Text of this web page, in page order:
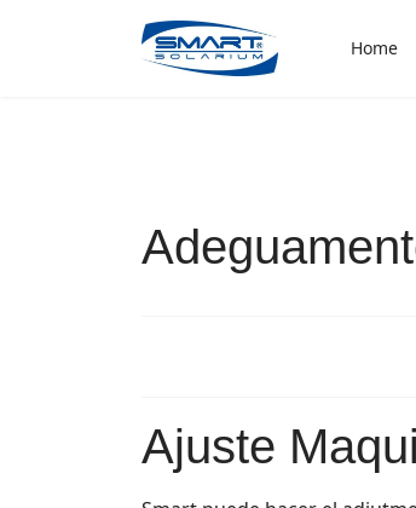
Home
Ajuste